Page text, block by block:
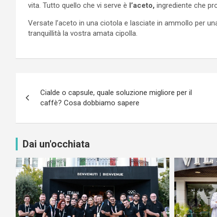
vita. Tutto quello che vi serve è l’aceto, ingrediente che
Versate l’aceto in una ciotola e lasciate in ammollo per
tranquillità la vostra amata cipolla.
articoli
Cialde o capsule, quale soluzione migliore per il
caffè? Cosa dobbiamo sapere
Dai un'occhiata